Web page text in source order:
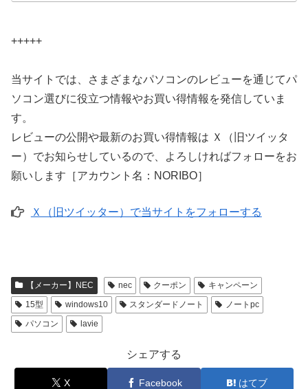
+++++
当サイトでは、さまざまなパソコンのレビューを通じてパ
ソコン選びに役立つ情報やお買い得情報を発信していま
す。
レビューの公開や最新のお買い得情報は Ｘ（旧ツイッタ
ー）でお知らせしているので、よろしければフォローをお
願いします［アカウント名：NORIBO］
Ｘ（旧ツイッター）で当サイトをフォローする
【メーカー】NEC nec クーポン
キャンペーン
15型
windows10 スタンダードノート
ノートpc
パソコン
lavie
シェアする
X Facebook はてブ